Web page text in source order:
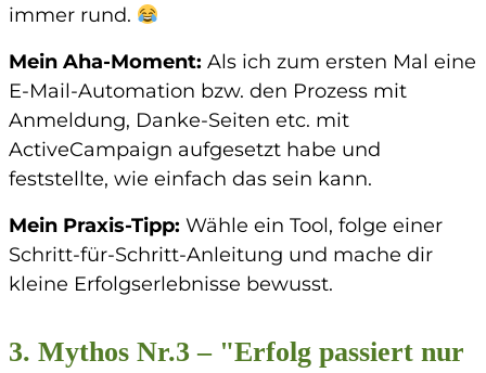
immer rund.
Mein Aha-Moment: Als ich zum ersten Mal eine
E-Mail-Automation bzw. den Prozess mit
Anmeldung, Danke-Seiten etc. mit
ActiveCampaign aufgesetzt habe und
feststellte, wie einfach das sein kann.
Mein Praxis-Tipp: Wähle ein Tool, folge einer
Schritt-für-Schritt-Anleitung und mache dir
kleine Erfolgserlebnisse bewusst.
3. Mythos Nr.3 – "Erfolg passiert nur